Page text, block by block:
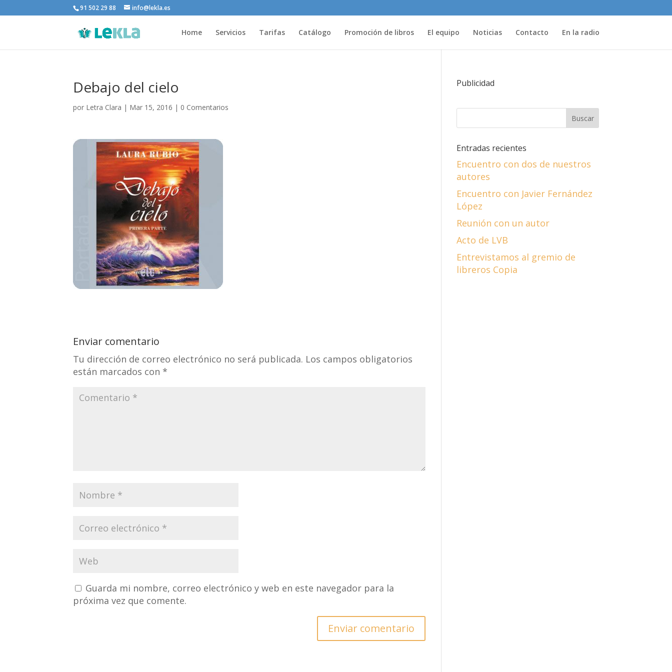
91 502 29 88 info@lekla.es
Home Servicios Tarifas Catálogo Promoción de libros El equipo Noticias Contacto En la radio
Debajo del cielo
por Letra Clara | Mar 15, 2016 | 0 Comentarios
Enviar comentario
Tu dirección de correo electrónico no será publicada. Los campos obligatorios
están marcados con *
Guarda mi nombre, correo electrónico y web en este navegador para la
próxima vez que comente.
Publicidad
Entradas recientes
Encuentro con dos de nuestros
autores
Encuentro con Javier Fernández
López
Reunión con un autor
Acto de LVB
Entrevistamos al gremio de
libreros Copia